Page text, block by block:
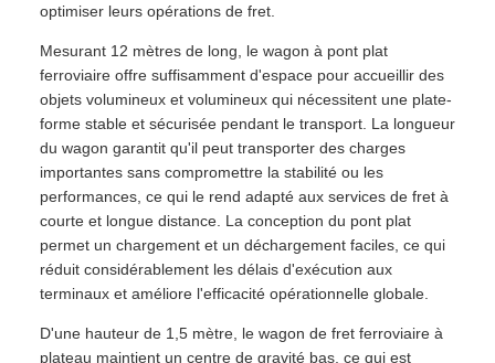
optimiser leurs opérations de fret.
Mesurant 12 mètres de long, le wagon à pont plat
ferroviaire offre suffisamment d'espace pour accueillir des
objets volumineux et volumineux qui nécessitent une plate-
forme stable et sécurisée pendant le transport. La longueur
du wagon garantit qu'il peut transporter des charges
importantes sans compromettre la stabilité ou les
performances, ce qui le rend adapté aux services de fret à
courte et longue distance. La conception du pont plat
permet un chargement et un déchargement faciles, ce qui
réduit considérablement les délais d'exécution aux
terminaux et améliore l'efficacité opérationnelle globale.
D'une hauteur de 1,5 mètre, le wagon de fret ferroviaire à
plateau maintient un centre de gravité bas, ce qui est